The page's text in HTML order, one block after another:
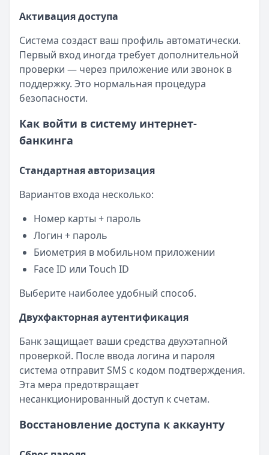
Активация доступа
Система создаст ваш профиль автоматически.
Первый вход иногда требует дополнительной
проверки — через приложение или звонок в
поддержку. Это нормальная процедура
безопасности.
Как войти в систему интернет-
банкинга
Стандартная авторизация
Вариантов входа несколько:
Номер карты + пароль
Логин + пароль
Биометрия в мобильном приложении
Face ID или Touch ID
Выберите наиболее удобный способ.
Двухфакторная аутентификация
Банк защищает ваши средства двухэтапной
проверкой. После ввода логина и пароля
система отправит SMS с кодом подтверждения.
Эта мера предотвращает
несанкционированный доступ к счетам.
Восстановление доступа к аккаунту